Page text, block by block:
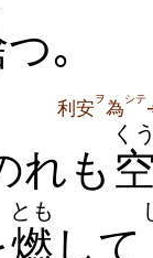
つ｡
利安ヲ為シテ
れも
く
燃
とも
して